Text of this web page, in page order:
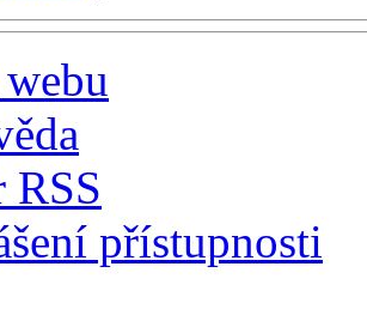
RSS
přístupnosti